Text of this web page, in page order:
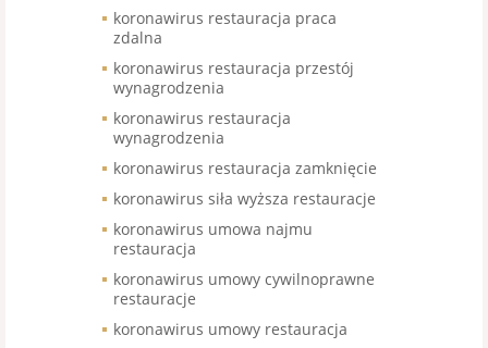
koronawirus restauracja praca
zdalna
koronawirus restauracja przestój
wynagrodzenia
koronawirus restauracja
wynagrodzenia
koronawirus restauracja zamknięcie
koronawirus siła wyższa restauracje
koronawirus umowa najmu
restauracja
koronawirus umowy cywilnoprawne
restauracje
koronawirus umowy restauracja